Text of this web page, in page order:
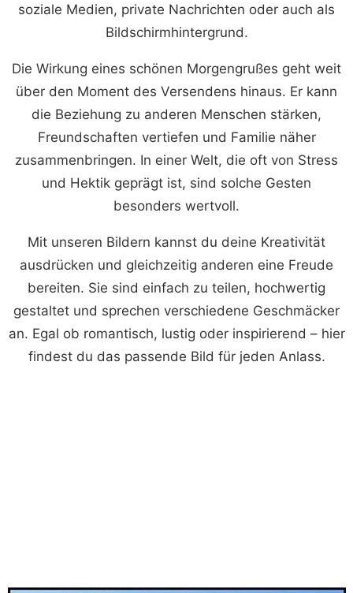
soziale Medien, private Nachrichten oder auch als
Bildschirmhintergrund.
Die Wirkung eines schönen Morgengrußes geht weit
über den Moment des Versendens hinaus. Er kann
die Beziehung zu anderen Menschen stärken,
Freundschaften vertiefen und Familie näher
zusammenbringen. In einer Welt, die oft von Stress
und Hektik geprägt ist, sind solche Gesten
besonders wertvoll.
Mit unseren Bildern kannst du deine Kreativität
ausdrücken und gleichzeitig anderen eine Freude
bereiten. Sie sind einfach zu teilen, hochwertig
gestaltet und sprechen verschiedene Geschmäcker
an. Egal ob romantisch, lustig oder inspirierend – hier
findest du das passende Bild für jeden Anlass.